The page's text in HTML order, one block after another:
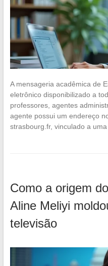
A mensageria acadêmica de
eletrônico disponibilizado a
professores, agentes
agente possui um endereço
strasbourg.fr, vinculado a
Como a origem
Aline Meliyi
televisão